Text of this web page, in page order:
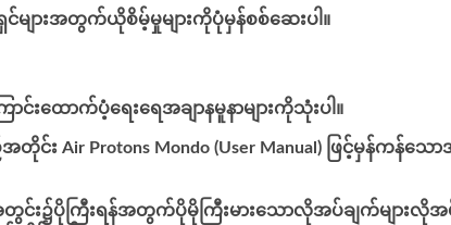
များအတွက်ယိုစိမ့်မှုများကိုပုံမှန်စစ်ဆေးပါ။
ောက်ပံ့ရေးရေအချာနမူနာများကိုသုံးပါ။
Protons Mondo (User Manual) ဖြင့်မှန်ကန်သေ
တွင်း၌ပိုကြီးရန်အတွက်ပိုမိုကြီးမားသောလိုအပ်ချက်မျာ